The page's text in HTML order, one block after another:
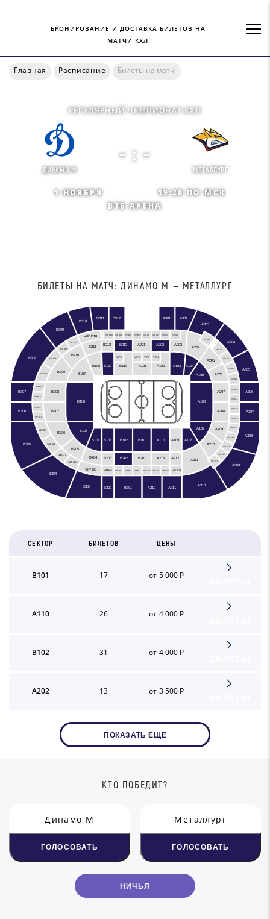
БРОНИРОВАНИЕ И ДОСТАВКА БИЛЕТОВ НА
МАТЧИ КХЛ
Главная Расписание Билеты на матч:
РЕГУЛЯРНЫЙ ЧЕМПИОНАТ КХЛ
ДИНАМО М
- : -
МЕТАЛЛУРГ
1 НОЯБРЯ
19:30 ПО МСК
ВТБ АРЕНА
БИЛЕТЫ НА МАТЧ: ДИНАМО М — МЕТАЛЛУРГ
A103 A104
A105
A106
A107
A108
A109
B103
B104
B105
B106
B107
B108 B109
A203
A204
A205
A206
A207
A208
A209
A210
A211
A212
B203
B204
B205
B206
B207
B208
B209
B210
B211 B212
A301 A302
A303
A304
A305
A306
A307
A308
A309
A310
A311
B302
B303
B304
B305
B306
B307
B308
B309
B310
B311
VIP A1
VIP A5
VIP A6
VIP A7
VIP A8
VIP A9
VIP A10
VIP A13
VIP A14
VIP A15
VIP A16
VIP A17
VIP A18
VIP A19
VIP B4
VIP B5
VIP B6
VIP B7
VIP B8
VIP B9
VIP B10
VIP B11
VIP B12
VIP B13
VIP B14
VIP B15
VIP B16
VIP B17
VIP B18
B301 A312
B312
VIP B19 VIP B20 VIP B21 VIP B22 VIP A2 VIP A3 VIP A4
VIP B3 VIP B2 VIP B1 VIP A22 VIP A21 VIP A20
VIP A11
VIP A12
B201
B202 A213
B213 A201 A202
B102 B101 A110
A102
A101
B110
VIP1 VIP2 VIP3 VIP4
СЕКТОР БИЛЕТОВ ЦЕНЫ
B101 17 от 5 000 Р
A110 26 от 4 000 Р
B102 31 от 4 000 Р
A202 13 от 3 500 Р
ПОКАЗАТЬ ЕЩЕ
КТО ПОБЕДИТ?
Динамо М
ГОЛОСОВАТЬ
НИЧЬЯ
Металлург
ГОЛОСОВАТЬ